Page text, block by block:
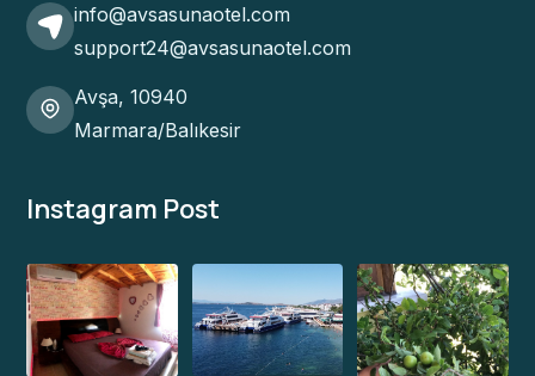
info@avsasunaotel.com
support24@avsasunaotel.com
Avşa, 10940
Marmara/Balıkesir
Instagram Post